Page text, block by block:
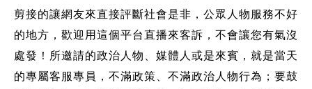
剪接的讓網友來直接評斷社會是非，公眾人物服務不好
的地方，歡迎用這個平台直播來客訴，不會讓您有氣沒
處發！所邀請的政治人物、媒體人或是來賓，就是當天
的專屬客服專員，不滿政策、不滿政治人物行為；要鼓